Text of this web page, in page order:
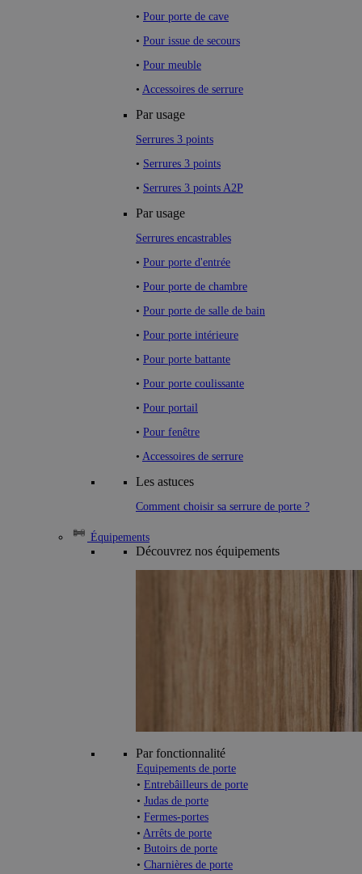
• Pour porte de cave
• Pour issue de secours
• Pour meuble
• Accessoires de serrure
Par usage
Serrures 3 points
• Serrures 3 points
• Serrures 3 points A2P
Par usage
Serrures encastrables
• Pour porte d'entrée
• Pour porte de chambre
• Pour porte de salle de bain
• Pour porte intérieure
• Pour porte battante
• Pour porte coulissante
• Pour portail
• Pour fenêtre
• Accessoires de serrure
Les astuces
Comment choisir sa serrure de porte ?
Équipements
Découvrez nos équipements
Par fonctionnalité
Equipements de porte
• Entrebâilleurs de porte
• Judas de porte
• Fermes-portes
• Arrêts de porte
• Butoirs de porte
• Charnières de porte